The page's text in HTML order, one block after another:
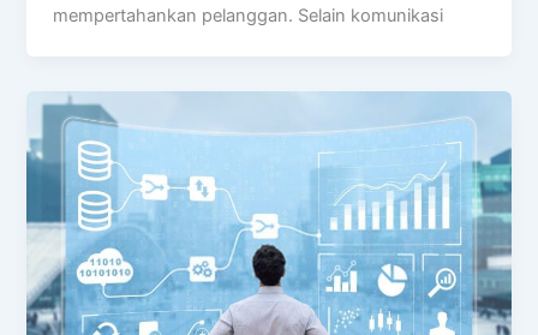
mempertahankan pelanggan. Selain komunikasi